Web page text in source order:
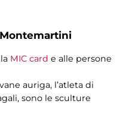
MIC card e alle persone
auriga, l’atleta di
sono le sculture